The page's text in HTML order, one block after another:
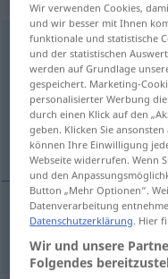
abwischen
Übersicht aller
(Für mehr Details die
þurrka af, þerra
þurrkaaf,þerra
Wir verwenden Cookies,
und wir besser mit Ihnen
funktionale und statistische
und der statistischen
werden auf Grundlage
gespeichert. Marketing-
personalisierter Werbung
durch einen Klick auf den
geben. Klicken Sie
können Ihre Einwilligung
Webseite widerrufen. Wenn
und den
Button „Mehr Optionen“.
Datenverarbeitung
Datenschutzerklärung. Hier
Wir und unsere
Folgendes